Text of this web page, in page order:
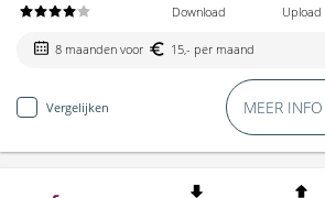
Download
Upload
8 maanden voor 15,- per maand
Vergelijken MEER INFO